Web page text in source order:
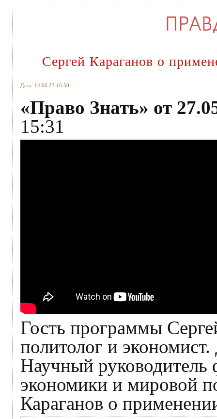
Сергей Караганов о
Дата: 14.06.23 16:50
«Право Знать» от
15:31
Гость программы
политолог и
Научный руководитель
экономики и мировой
Караганов о